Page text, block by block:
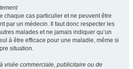
chaque cas particulier et ne peuvent être
par un médecin. Il faut donc respecter les
malades et ne jamais indiquer qu’un
à être efficace pour une maladie, même si
situation.
visée commerciale, publicitaire ou de